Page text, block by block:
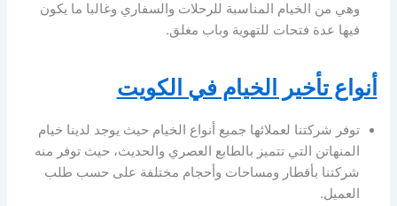
وهي من الخيام المناسبة للرحلات والسفاري وغالبا ما يكون
فيها عدة فتحات للتهوية وباب مغلق.
أنواع تأخير الخيام في الكويت
توفر شركتنا لعملائها جميع أنواع الخيام حيث يوجد لدينا خيام
المنهاتن التي تتميز بالطابع العصري والحديث، حيث توفر منه
شركتنا بأقطار ومساحات وأحجام مختلفة على حسب طلب
العميل.